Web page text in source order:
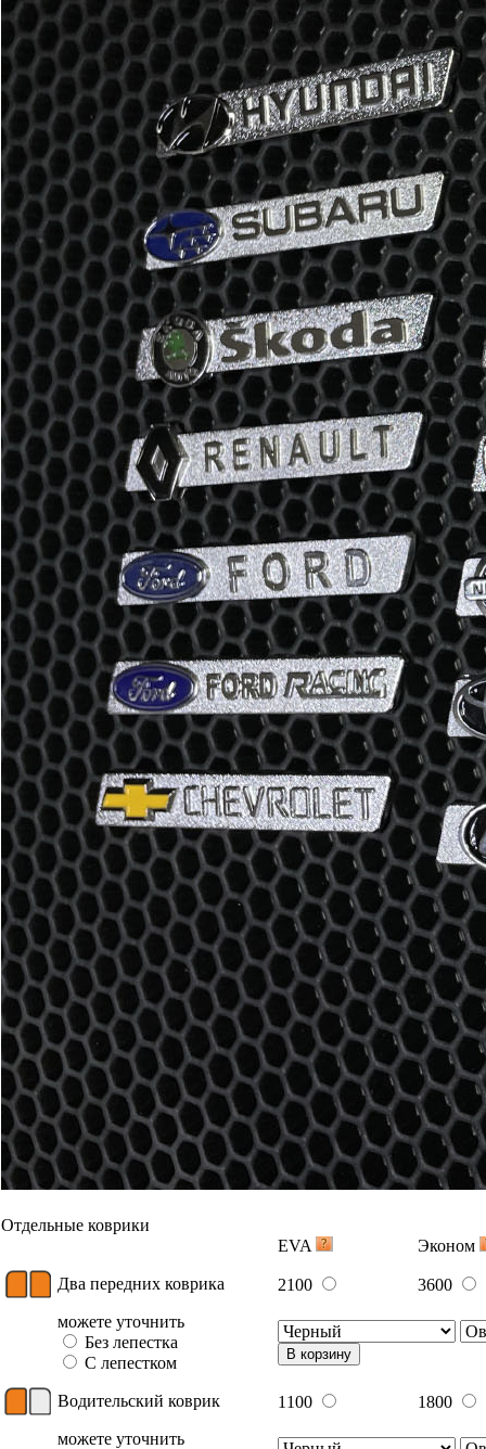
Отдельные коврики
EVA
Эконом
Два передних коврика 2100
3600
можете уточнить
Без лепестка
С лепестком
В корзину
Водительский коврик 1100
1800
можете уточнить